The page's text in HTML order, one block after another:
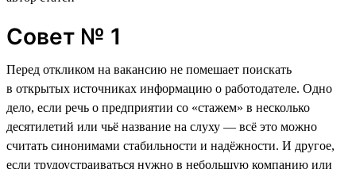
Совет № 1
Перед откликом на вакансию не помешает поискать
в открытых источниках информацию о работодателе. Одно
дело, если речь о предприятии со «стажем» в несколько
десятилетий или чьё название на слуху — всё это можно
считать синонимами стабильности и надёжности. И другое,
если трудоустраиваться нужно в небольшую компанию или